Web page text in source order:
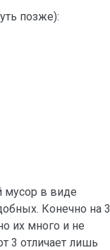
позже):
мусор в виде
Конечно на 3
их много и не
3 отличает лишь